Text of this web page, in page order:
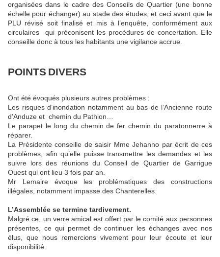
organisées dans le cadre des Conseils de Quartier (une bonne
échelle pour échanger) au stade des études, et ceci avant que le
PLU révisé soit finalisé et mis à l’enquête, conformément aux
circulaires
qui préconisent les procédures de concertation. Elle
conseille donc à tous les habitants une vigilance accrue.
POINTS DIVERS
Ont été évoqués plusieurs autres problèmes :
Les risques d’inondation notamment au bas de l’Ancienne route
d’Anduze et chemin du Pathion…
Le parapet le long du chemin de fer chemin du paratonnerre à
réparer.
La Présidente conseille de saisir Mme Jehanno par écrit de ces
problèmes, afin qu’elle puisse transmettre les demandes et les
suivre lors des réunions du Conseil de Quartier de Garrigue
Ouest qui ont lieu 3 fois par an.
Mr Lemaire évoque les problématiques des constructions
illégales, notamment impasse des Chanterelles.
L’Assemblée se termine tardivement.
Malgré ce, un verre amical est offert par le comité aux personnes
présentes, ce qui permet de continuer les échanges avec nos
élus, que nous remercions vivement pour leur écoute et leur
disponibilité.